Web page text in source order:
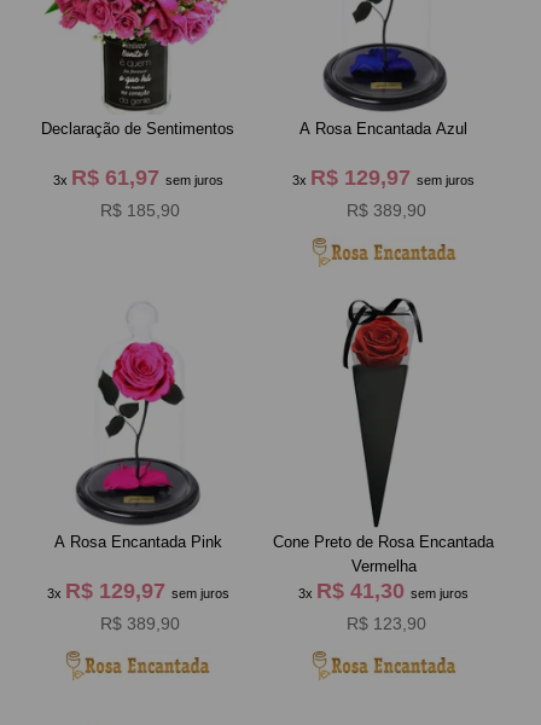
Declaração de Sentimentos
3x R$ 61,97 sem juros
R$ 185,90
A Rosa Encantada Azul
3x R$ 129,97sem juros
R$ 389,90
A Rosa Encantada Pink
3x R$ 129,97 sem juros
R$ 389,90
Cone Preto de Rosa Encantada
Vermelha
3x R$ 41,30sem juros
R$ 123,90